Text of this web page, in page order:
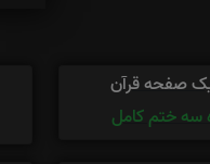
صفحه قرآن
سه ختم کامل